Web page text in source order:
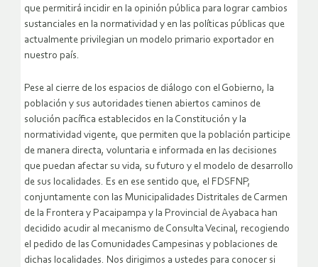
que permitirá incidir en la opinión pública para lograr cambios
sustanciales en la normatividad y en las políticas públicas que
actualmente privilegian un modelo primario exportador en
nuestro país.
Pese al cierre de los espacios de diálogo con el Gobierno, la
población y sus autoridades tienen abiertos caminos de
solución pacífica establecidos en la Constitución y la
normatividad vigente, que permiten que la población participe
de manera directa, voluntaria e informada en las decisiones
que puedan afectar su vida, su futuro y el modelo de desarrollo
de sus localidades. Es en ese sentido que, el FDSFNP,
conjuntamente con las Municipalidades Distritales de Carmen
de la Frontera y Pacaipampa y la Provincial de Ayabaca han
decidido acudir al mecanismo de Consulta Vecinal, recogiendo
el pedido de las Comunidades Campesinas y poblaciones de
dichas localidades. Nos dirigimos a ustedes para conocer si